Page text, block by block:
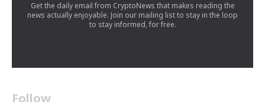
Get the daily email from CryptoNews that makes reading the
news actually enjoyable. Join our mailing list to stay in the loop
to stay informed, for free.
Follow